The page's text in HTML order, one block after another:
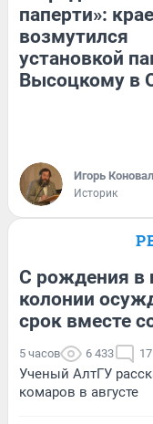
паперти»:
возмутился
установкой
Высоцкому в
Игорь
Историк
С рождения в
колонии
срок вместе
5 часов 6 433 17
Ученый АлтГУ
комаров в августе